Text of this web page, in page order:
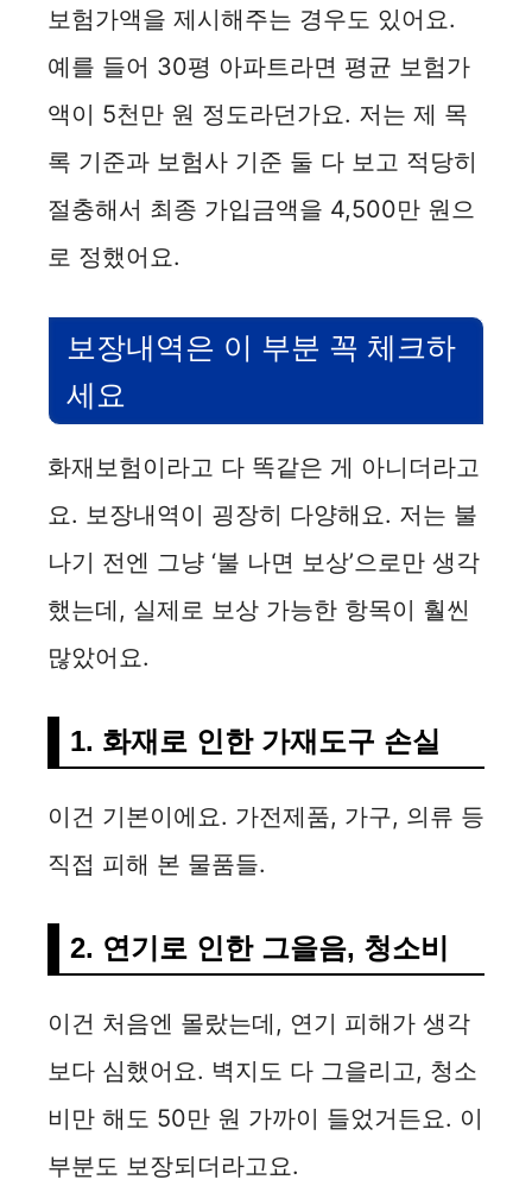
보험가액을 제시해주는 경우도 있어요.
예를 들어 30평 아파트라면 평균 보험가
액이 5천만 원 정도라던가요. 저는 제 목
록 기준과 보험사 기준 둘 다 보고 적당히
절충해서 최종 가입금액을 4,500만 원으
로 정했어요.
보장내역은 이 부분 꼭 체크하
세요
화재보험이라고 다 똑같은 게 아니더라고
요. 보장내역이 굉장히 다양해요. 저는 불
나기 전엔 그냥 ‘불 나면 보상’으로만 생각
했는데, 실제로 보상 가능한 항목이 훨씬
많았어요.
1. 화재로 인한 가재도구 손실
이건 기본이에요. 가전제품, 가구, 의류 등
직접 피해 본 물품들.
2. 연기로 인한 그을음, 청소비
이건 처음엔 몰랐는데, 연기 피해가 생각
보다 심했어요. 벽지도 다 그을리고, 청소
비만 해도 50만 원 가까이 들었거든요. 이
부분도 보장되더라고요.